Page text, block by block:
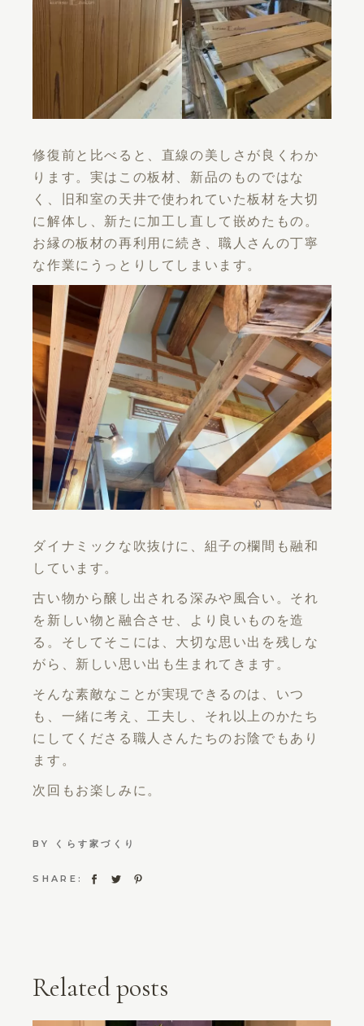
修復前と比べると、直線の美しさが良くわか
ります。実はこの板材、新品のものではな
く、旧和室の天井で使われていた板材を大切
に解体し、新たに加工し直して嵌めたもの。
お縁の板材の再利用に続き、職人さんの丁寧
な作業にうっとりしてしまいます。
ダイナミックな吹抜けに、組子の欄間も融和
しています。
古い物から醸し出される深みや風合い。それ
を新しい物と融合させ、より良いものを造
る。そしてそこには、大切な思い出を残しな
がら、新しい思い出も生まれてきます。
そんな素敵なことが実現できるのは、いつ
も、一緒に考え、工夫し、それ以上のかたち
にしてくださる職人さんたちのお陰でもあり
ます。
次回もお楽しみに。
BY くらす家づくり
SHARE:
Related posts